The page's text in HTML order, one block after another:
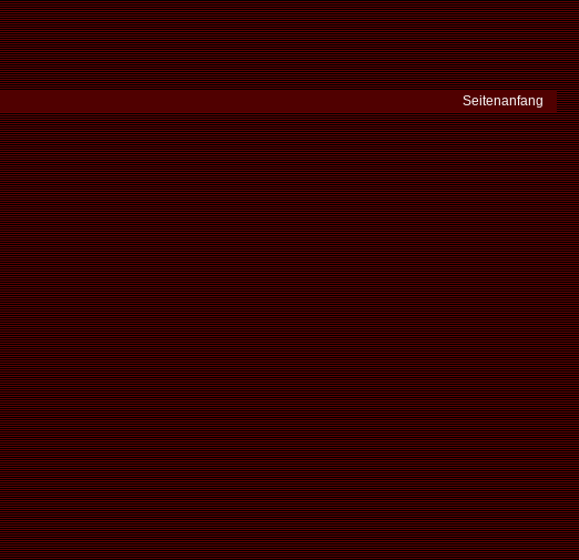
Seitenanfang